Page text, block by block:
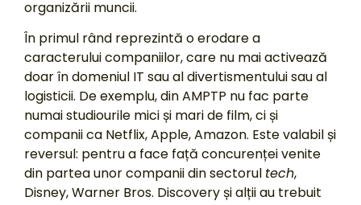
organizării muncii.
În primul rând reprezintă o erodare a
caracterului companiilor, care nu mai activează
doar în domeniul IT sau al divertismentului sau al
logisticii. De exemplu, din AMPTP nu fac parte
numai studiourile mici și mari de film, ci și
companii ca Netflix, Apple, Amazon. Este valabil și
reversul: pentru a face față concurenței venite
din partea unor companii din sectorul tech,
Disney, Warner Bros. Discovery și alții au trebuit